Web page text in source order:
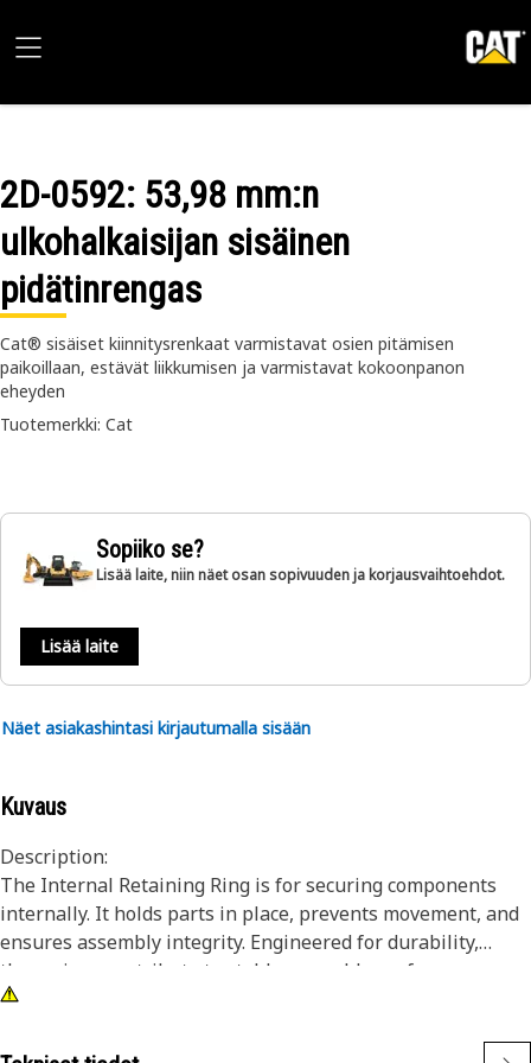
2D-0592: 53,98 mm:n
ulkohalkaisijan sisäinen
pidätinrengas
Cat® sisäiset kiinnitysrenkaat varmistavat osien pitämisen
paikoillaan, estävät liikkumisen ja varmistavat kokoonpanon
eheyden
Tuotemerkki: Cat
Sopiiko se?
Lisää laite, niin näet osan sopivuuden ja korjausvaihtoehdot.
Lisää laite
Näet asiakashintasi kirjautumalla sisään
Kuvaus
Description:
The Internal Retaining Ring is for securing components
internally. It holds parts in place, prevents movement, and
ensures assembly integrity. Engineered for durability,
these rings contribute to stable assembly performance.
Their role in keeping components securely positioned is to